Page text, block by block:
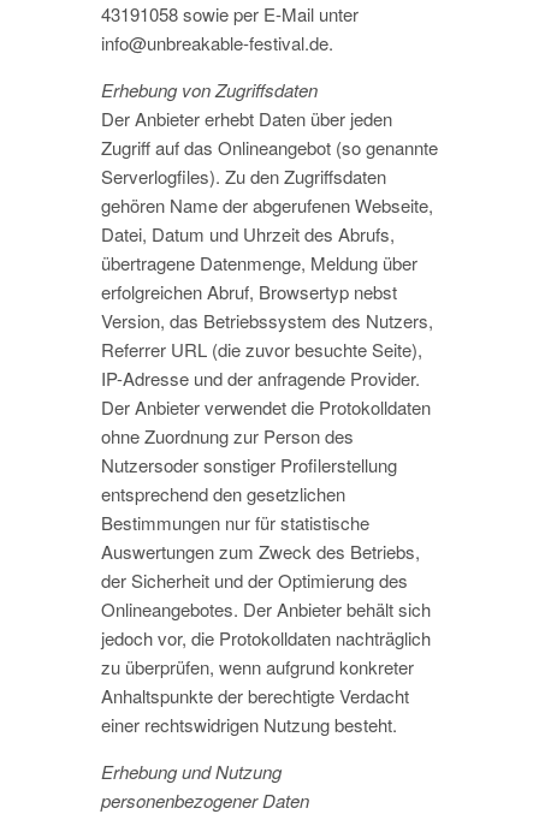
43191058 sowie per E-Mail unter
info@unbreakable-festival.de.
Erhebung von Zugriffsdaten
Der Anbieter erhebt Daten über jeden
Zugriff auf das Onlineangebot (so genannte
Serverlogfiles). Zu den Zugriffsdaten
gehören Name der abgerufenen Webseite,
Datei, Datum und Uhrzeit des Abrufs,
übertragene Datenmenge, Meldung über
erfolgreichen Abruf, Browsertyp nebst
Version, das Betriebssystem des Nutzers,
Referrer URL (die zuvor besuchte Seite),
IP-Adresse und der anfragende Provider.
Der Anbieter verwendet die Protokolldaten
ohne Zuordnung zur Person des
Nutzersoder sonstiger Profilerstellung
entsprechend den gesetzlichen
Bestimmungen nur für statistische
Auswertungen zum Zweck des Betriebs,
der Sicherheit und der Optimierung des
Onlineangebotes. Der Anbieter behält sich
jedoch vor, die Protokolldaten nachträglich
zu überprüfen, wenn aufgrund konkreter
Anhaltspunkte der berechtigte Verdacht
einer rechtswidrigen Nutzung besteht.
Erhebung und Nutzung
personenbezogener Daten